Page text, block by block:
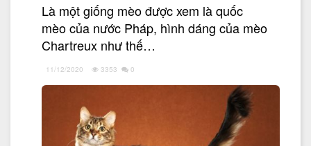
Là một giống mèo được xem là quốc
mèo của nước Pháp, hình dáng của mèo
Chartreux như thế…
11/12/2020 3353 0